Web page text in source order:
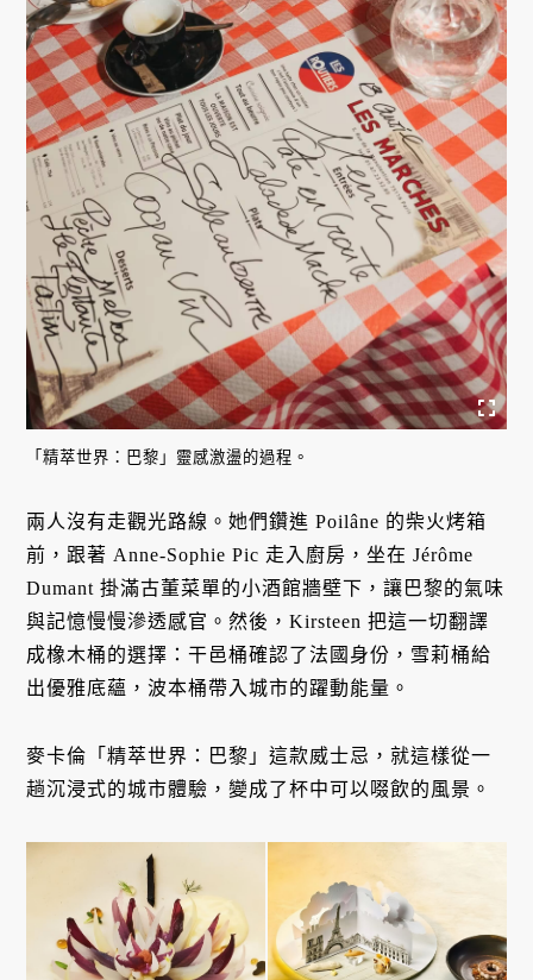
「精萃世界：巴黎」靈感激盪的過程。
兩人沒有走觀光路線。她們鑽進 Poilâne 的柴火烤箱
前，跟著 Anne-Sophie Pic 走入廚房，坐在 Jérôme
Dumant 掛滿古董菜單的小酒館牆壁下，讓巴黎的氣味
與記憶慢慢滲透感官。然後，Kirsteen 把這一切翻譯
成橡木桶的選擇：干邑桶確認了法國身份，雪莉桶給
出優雅底蘊，波本桶帶入城市的躍動能量。
麥卡倫「精萃世界：巴黎」這款威士忌，就這樣從一
趟沉浸式的城市體驗，變成了杯中可以啜飲的風景。